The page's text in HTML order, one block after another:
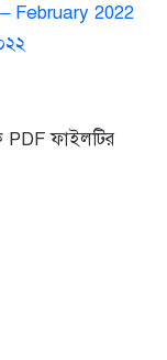
February 2022
PDF ফাইলটির